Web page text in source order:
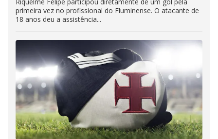
primeira vez no profissional do Fluminense. O atacante de
18 anos deu a assistência...